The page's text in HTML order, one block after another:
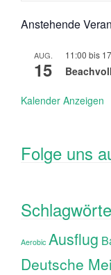
Anstehende
AUG.
15
11:00 bis
Kalender Anzeigen
Folge uns
Aerobic Ausflug
Deutsche